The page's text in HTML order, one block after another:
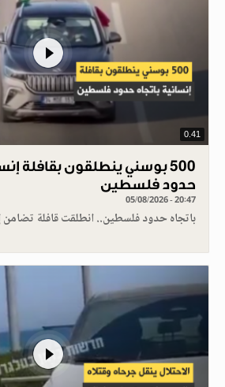
0.41
500 بوسني ينطلقون بقافلة
حدود فلسطين
05/08/2026 - 20:47
باتجاه حدود فلسطين.. انطلقت قافلة